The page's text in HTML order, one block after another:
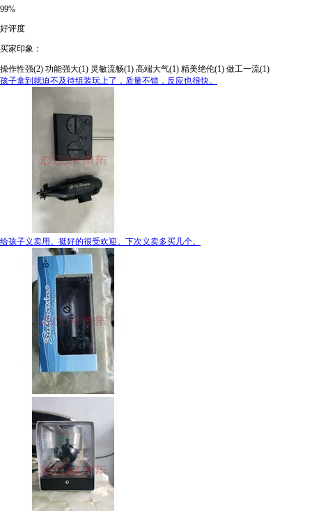
99%
好评度
买家印象：
操作性强(2) 功能强大(1) 灵敏流畅(1) 高端大气(1) 精美绝伦(1) 做工一流(1)
孩子拿到就迫不及待组装玩上了，质量不错，反应也很快。
给孩子义卖用。挺好的很受欢迎。下次义卖多买几个。